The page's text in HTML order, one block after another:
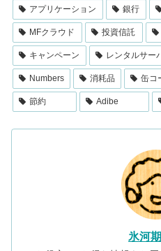
アプリケーション 銀行
MFクラウド 投資信託
キャンペーン レンタルサー
Numbers 消耗品 缶コ
節約 Adibe
氷河